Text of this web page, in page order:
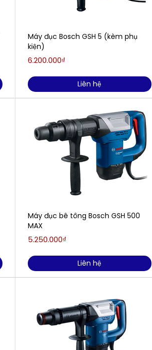
Máy đục Bosch GSH 5 (kèm phụ
kiện)
6.200.000₫
Liên hệ
Máy đục bê tông Bosch GSH 500
MAX
5.250.000₫
Liên hệ